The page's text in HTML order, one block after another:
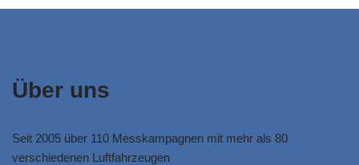
Über uns
Seit 2005 über 110 Messkampagnen mit mehr als 80
verschiedenen Luftfahrzeugen